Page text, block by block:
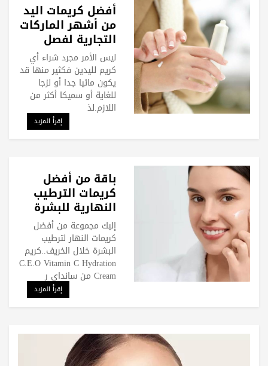
أفضل كريمات اليد
من أشهر الماركات
التجارية لفصل
الخريف
ليس الأمر مجرد شراء أي
كريم لليدين فكثير منها قد
يكون مائيا جدا أو لزجا
للغاية أو سميكا أكثر من
اللازم.لذ
إقرأ المزيد
باقة من أفضل
كريمات الترطيب
النهارية للبشرة
في فصل الخريف
إليك مجموعة من أفضل
كريمات النهار لترطيب
البشرة خلال الخريف..كريم
C.E.O Vitamin C Hydration
Cream من سانداي ر
إقرأ المزيد